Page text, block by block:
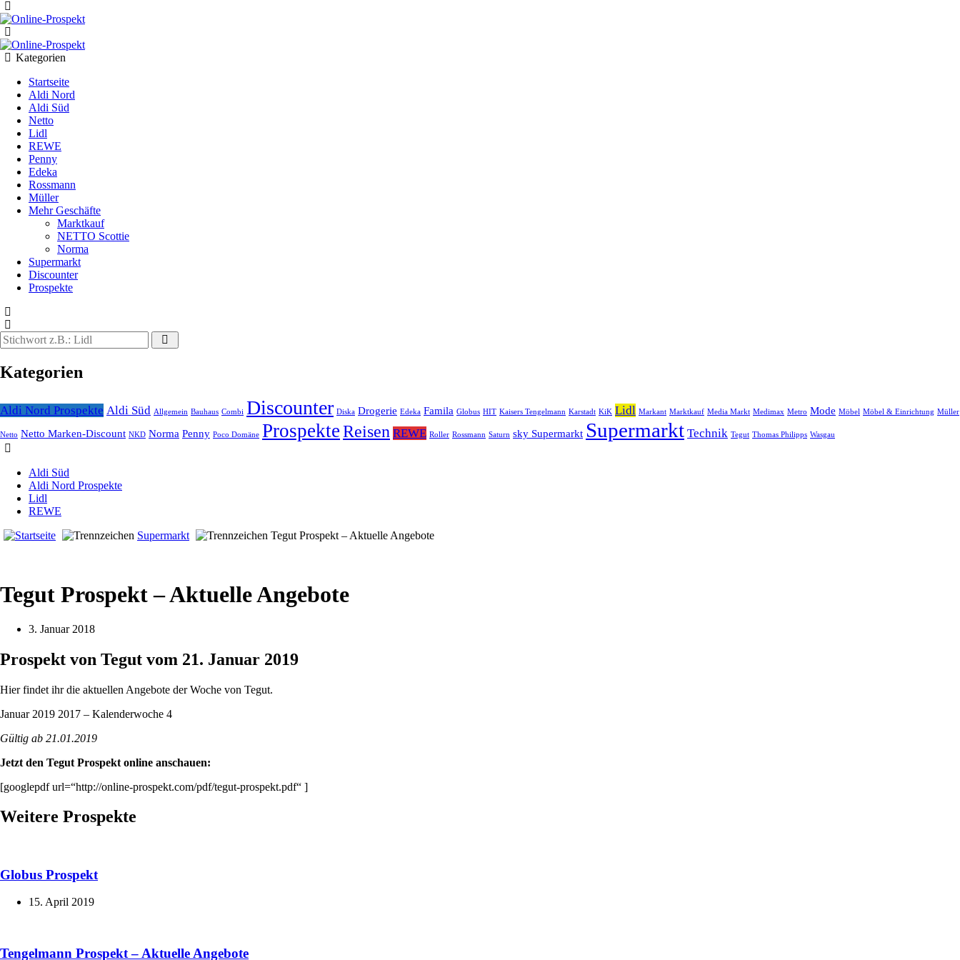
Kategorien
Startseite
Aldi Nord
Aldi Süd
Netto
Lidl
REWE
Penny
Edeka
Rossmann
Müller
Mehr Geschäfte
Marktkauf
NETTO Scottie
Norma
Supermarkt
Discounter
Prospekte
Search
for:
Kategorien
Aldi Nord Prospekte Aldi Süd Allgemein Bauhaus Combi Discounter Diska Drogerie Edeka Famila Globus HIT Kaisers Tengelmann Karstadt KiK Lidl Markant Marktkauf Media Markt Medimax Metro Mode Möbel Möbel & Einrichtung Müller
Netto Netto Marken-Discount NKD Norma Penny Poco Domäne ProspekteReisen REWE Roller Rossmann Saturn sky Supermarkt Supermarkt Technik Tegut Thomas Philipps Wasgau
Aldi Süd
Aldi Nord Prospekte
Lidl
REWE
Supermarkt
Tegut Prospekt – Aktuelle Angebote
Tegut Prospekt – Aktuelle Angebote
3. Januar 2018
Prospekt von Tegut vom 21. Januar 2019
Hier findet ihr die aktuellen Angebote der Woche von Tegut.
Januar 2019 2017 – Kalenderwoche 4
Gültig ab 21.01.2019
Jetzt den Tegut Prospekt online anschauen:
[googlepdf url=“http://online-prospekt.com/pdf/tegut-prospekt.pdf“ ]
Weitere Prospekte
Globus Prospekt
15. April 2019
Tengelmann Prospekt – Aktuelle Angebote